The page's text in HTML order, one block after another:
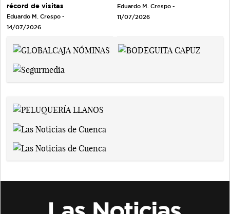
récord de visitas
Eduardo M. Crespo -
14/07/2026
Eduardo M. Crespo -
11/07/2026